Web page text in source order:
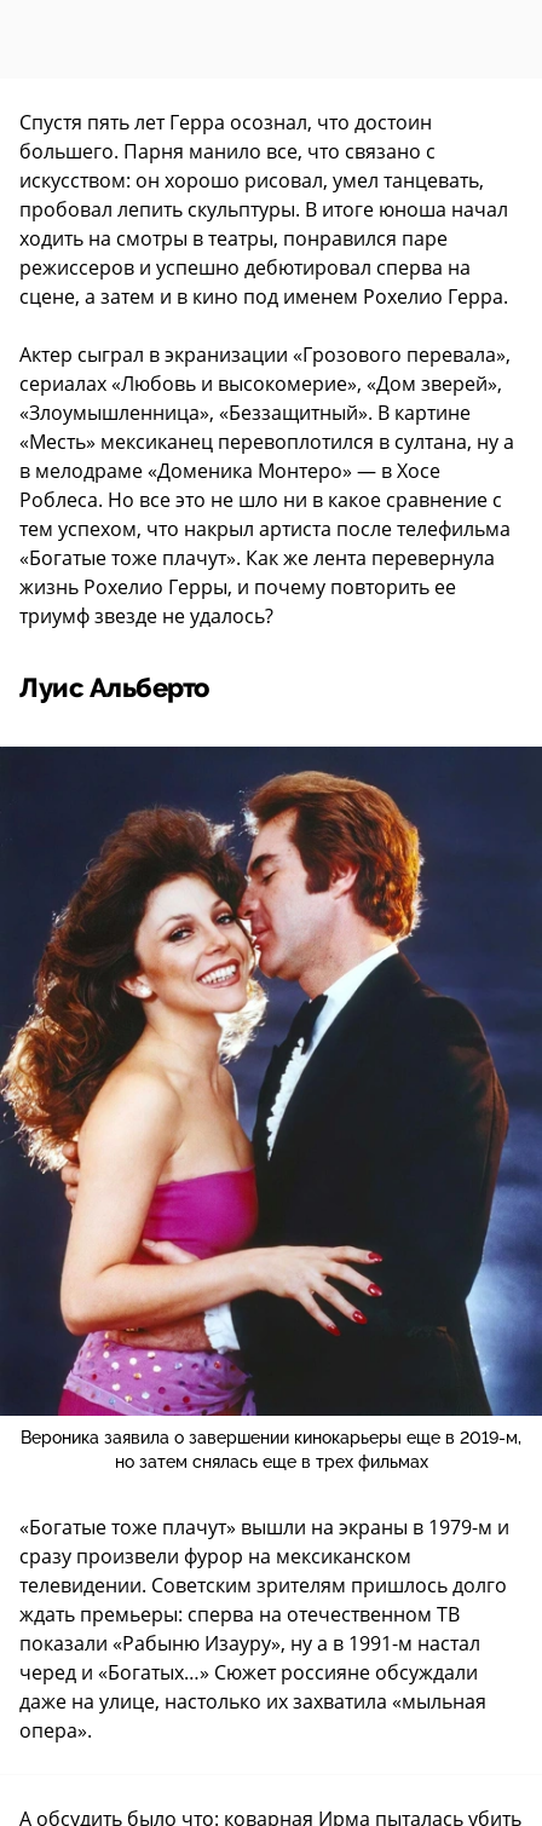
Спустя пять лет Герра осознал, что достоин
большего. Парня манило все, что связано с
искусством: он хорошо рисовал, умел танцевать,
пробовал лепить скульптуры. В итоге юноша начал
ходить на смотры в театры, понравился паре
режиссеров и успешно дебютировал сперва на
сцене, а затем и в кино под именем Рохелио Герра.
Актер сыграл в экранизации «Грозового перевала»,
сериалах «Любовь и высокомерие», «Дом зверей»,
«Злоумышленница», «Беззащитный». В картине
«Месть» мексиканец перевоплотился в султана, ну а
в мелодраме «Доменика Монтеро» — в Хосе
Роблеса. Но все это не шло ни в какое сравнение с
тем успехом, что накрыл артиста после телефильма
«Богатые тоже плачут». Как же лента перевернула
жизнь Рохелио Герры, и почему повторить ее
триумф звезде не удалось?
Луис Альберто
Вероника заявила о завершении кинокарьеры еще в 2019-м,
но затем снялась еще в трех фильмах
«Богатые тоже плачут» вышли на экраны в 1979-м и
сразу произвели фурор на мексиканском
телевидении. Советским зрителям пришлось долго
ждать премьеры: сперва на отечественном ТВ
показали «Рабыню Изауру», ну а в 1991-м настал
черед и «Богатых…» Сюжет россияне обсуждали
даже на улице, настолько их захватила «мыльная
опера».
А обсудить было что: коварная Ирма пыталась убить